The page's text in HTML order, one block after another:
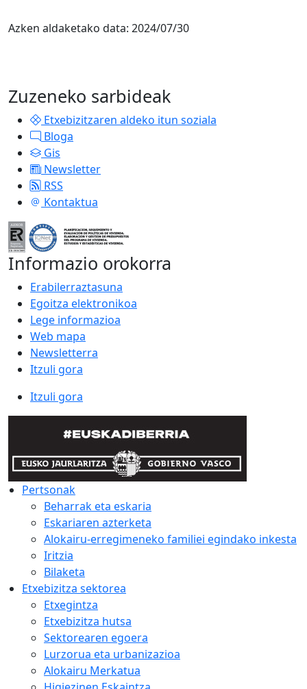
Azken aldaketako data: 2024/07/30
Zuzeneko sarbideak
Etxebizitzaren aldeko itun soziala
Bloga
Gis
Newsletter
RSS
Kontaktua
Informazio orokorra
Erabilerraztasuna
Egoitza elektronikoa
Lege informazioa
Web mapa
Newsletterra
Itzuli gora
Itzuli gora
Pertsonak
Beharrak eta eskaria
Eskariaren azterketa
Alokairu-erregimeneko familiei egindako inkesta
Iritzia
Bilaketa
Etxebizitza sektorea
Etxegintza
Etxebizitza hutsa
Sektorearen egoera
Lurzorua eta urbanizazioa
Alokairu Merkatua